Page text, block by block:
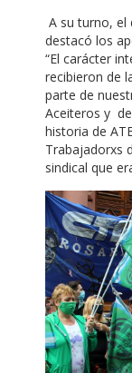
A su turno, el
destacó los
“El carácter
recibieron de
parte de
Aceiteros y
historia de
Trabajadorxs
sindical que